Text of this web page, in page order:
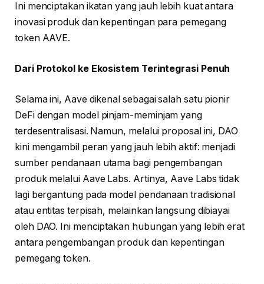
Ini menciptakan ikatan yang jauh lebih kuat antara
inovasi produk dan kepentingan para pemegang
token AAVE.
Dari Protokol ke Ekosistem Terintegrasi Penuh
Selama ini, Aave dikenal sebagai salah satu pionir
DeFi dengan model pinjam-meminjam yang
terdesentralisasi. Namun, melalui proposal ini, DAO
kini mengambil peran yang jauh lebih aktif: menjadi
sumber pendanaan utama bagi pengembangan
produk melalui Aave Labs. Artinya, Aave Labs tidak
lagi bergantung pada model pendanaan tradisional
atau entitas terpisah, melainkan langsung dibiayai
oleh DAO. Ini menciptakan hubungan yang lebih erat
antara pengembangan produk dan kepentingan
pemegang token.